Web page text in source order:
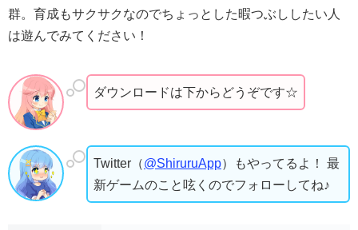
群。育成もサクサクなのでちょっとした暇つぶししたい人
は遊んでみてください！
ダウンロードは下からどうぞです☆
Twitter（@ShiruruApp）もやってるよ！ 最
新ゲームのこと呟くのでフォローしてね♪